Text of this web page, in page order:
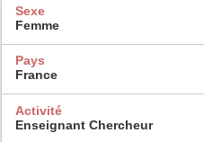
Sexe
Femme
Pays
France
Activité
Enseignant Chercheur